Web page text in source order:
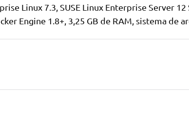
Linux 7.3, SUSE Linux Enterprise Server
Engine 1.8+, 3,25 GB de RAM, sistema de